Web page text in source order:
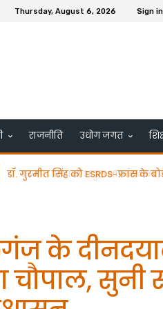
Thursday, August 6, 2026 Sign
राजनीति उधोग जगत
भाजपा प्रत्याशी अतुल भातखलकर ने
के
चौपाल, सुनी